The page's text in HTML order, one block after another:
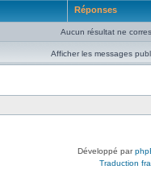
Réponses
Aucun résultat ne
Afficher les messages
Développé par
Traduction